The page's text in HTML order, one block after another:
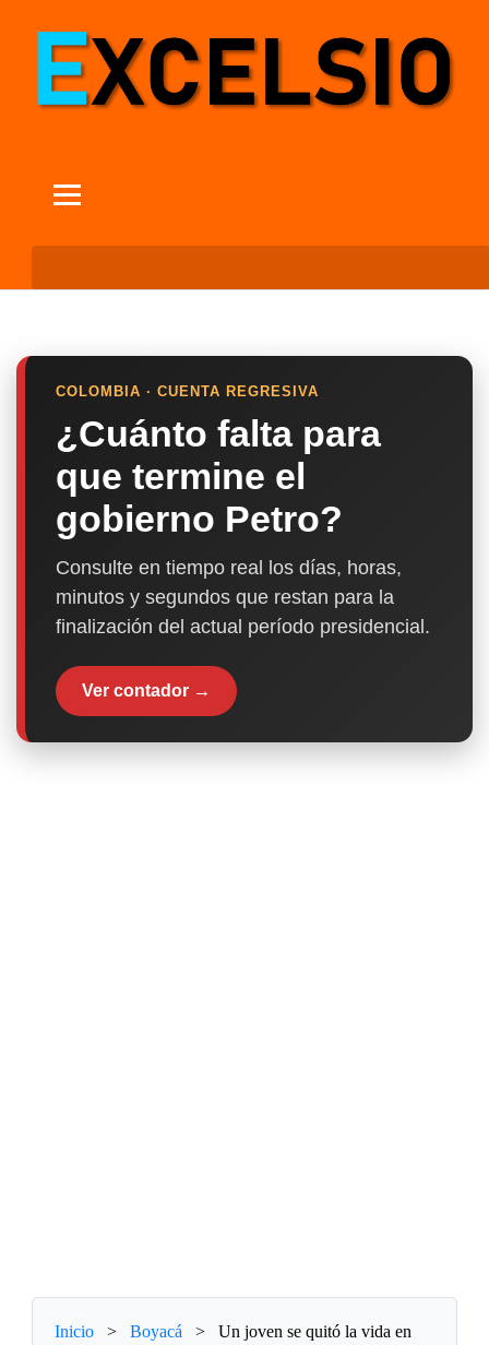
COLOMBIA · CUENTA REGRESIVA
¿Cuánto falta para
que termine el
gobierno Petro?
Consulte en tiempo real los días, horas,
minutos y segundos que restan para la
finalización del actual período presidencial.
Ver contador →
Inicio > Boyacá >
Un joven se quitó la vida en